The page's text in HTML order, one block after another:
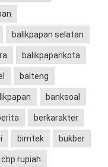
balikpapan selatan
balikpapankota
balteng
banksoal
berkarakter
bimtek bukber
cbp rupiah